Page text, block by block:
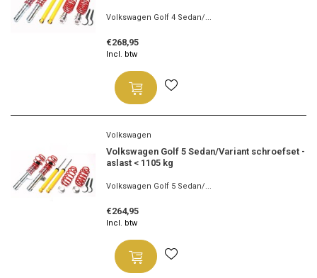
Volkswagen Golf 4 Sedan/...
€268,95
Incl. btw
Volkswagen
Volkswagen Golf 5 Sedan/Variant schroefset -
aslast < 1105 kg
Volkswagen Golf 5 Sedan/...
€264,95
Incl. btw